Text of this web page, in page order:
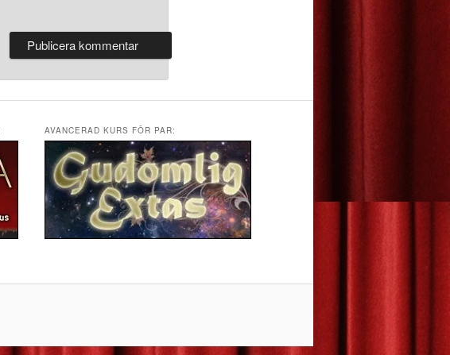
AVANCERAD KURS FÖR PAR: